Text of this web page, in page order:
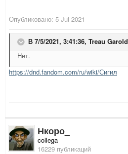
Опубликовано: 5 Jul 2021
В 7/5/2021, 3:41:36, Treau Garold
Нет.
https://dnd.fandom.com/ru/wiki/Сигил
Нкоро_
collega
16229 публикаций